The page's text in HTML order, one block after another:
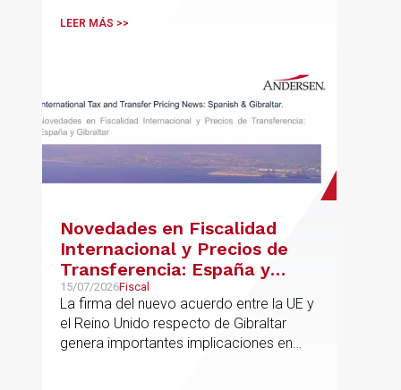
LEER MÁS >>
Novedades en Fiscalidad
Internacional y Precios de
Transferencia: España y
Gibraltar
15/07/2026Fiscal
La firma del nuevo acuerdo entre la UE y
el Reino Unido respecto de Gibraltar
genera importantes implicaciones en